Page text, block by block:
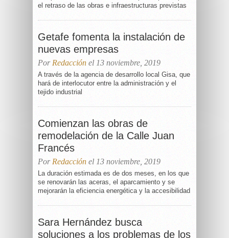
el retraso de las obras e infraestructuras previstas
Getafe fomenta la instalación de
nuevas empresas
Por Redacción el 13 noviembre, 2019
A través de la agencia de desarrollo local Gisa, que
hará de interlocutor entre la administración y el
tejido industrial
Comienzan las obras de
remodelación de la Calle Juan
Francés
Por Redacción el 13 noviembre, 2019
La duración estimada es de dos meses, en los que
se renovarán las aceras, el aparcamiento y se
mejorarán la eficiencia energética y la accesibilidad
Sara Hernández busca
soluciones a los problemas de los